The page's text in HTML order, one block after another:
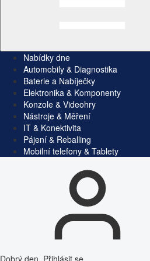
Nabídky dne
Automobily & Diagnostika
Baterie a Nabíječky
Elektronika & Komponenty
Konzole & Videohry
Nástroje & Měření
IT & Konektivita
Pájení & Reballing
Mobilní telefony & Tablety